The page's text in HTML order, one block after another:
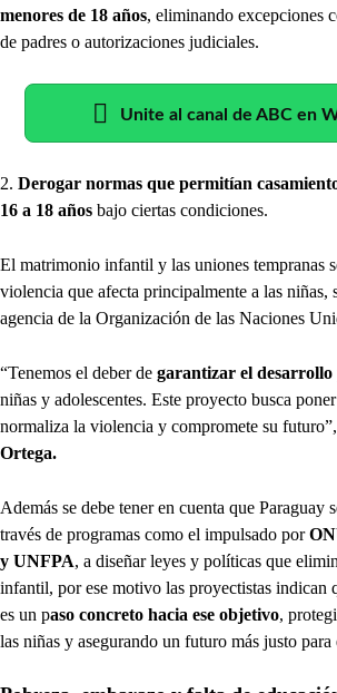
menores de 18 años, eliminando excepciones
de padres o autorizaciones judiciales.
Unite al canal de ABC en
2. Derogar normas que permitían
16 a 18 años bajo ciertas condiciones.
El matrimonio infantil y las uniones tempranas
violencia que afecta principalmente a las niñas,
agencia de la Organización de las Naciones
“Tenemos el deber de garantizar el desarrollo
niñas y adolescentes. Este proyecto busca
normaliza la violencia y compromete su
Ortega.
Además se debe tener en cuenta que Paraguay
través de programas como el impulsado por
y UNFPA, a diseñar leyes y políticas que
infantil, por ese motivo las proyectistas indican
es un paso concreto hacia ese objetivo,
las niñas y asegurando un futuro más justo para